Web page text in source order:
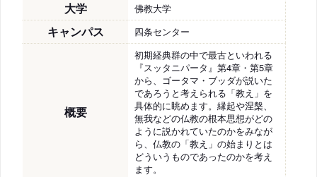
大学 佛教大学
キャンパス 四条センター
概要
初期経典群の中で最古といわれる
『スッタニパータ』第4章・第5章
から、ゴータマ・ブッダが説いた
であろうと考えられる「教え」を
具体的に眺めます。縁起や涅槃、
無我などの仏教の根本思想がどの
ように説かれていたのかをみなが
ら、仏教の「教え」の始まりとは
どういうものであったのかを考え
ます。